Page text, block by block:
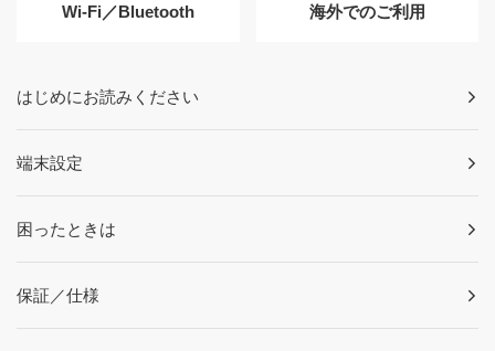
Wi-Fi／Bluetooth 海外でのご利用
はじめにお読みください
端末設定
困ったときは
保証／仕様